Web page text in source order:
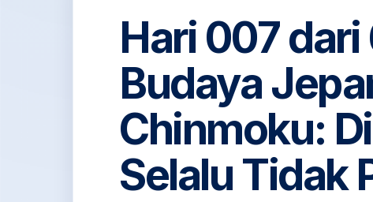
Hari 007
Budaya
Chinmoku:
Selalu Tidak